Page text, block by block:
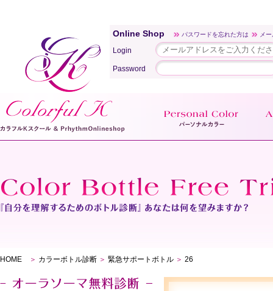
Online Shop パスワードを忘れた方は メ
Login
Password
HOME ＞ カラーボトル診断 ＞ 緊急サポートボトル ＞ 26